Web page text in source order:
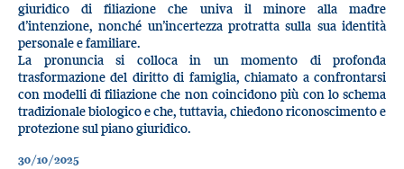
giuridico di filiazione che univa il minore alla madre
d’intenzione, nonché un’incertezza protratta sulla sua identità
personale e familiare.
La pronuncia si colloca in un momento di profonda
trasformazione del diritto di famiglia, chiamato a confrontarsi
con modelli di filiazione che non coincidono più con lo schema
tradizionale biologico e che, tuttavia, chiedono riconoscimento e
protezione sul piano giuridico.
30/10/2025